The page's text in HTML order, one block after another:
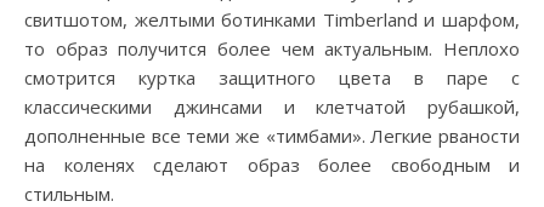
свитшотом, желтыми ботинками Timberland и шарфом,
то образ получится более чем актуальным. Неплохо
смотрится куртка защитного цвета в паре с
классическими джинсами и клетчатой рубашкой,
дополненные все теми же «тимбами». Легкие рваности
на коленях сделают образ более свободным и
стильным.